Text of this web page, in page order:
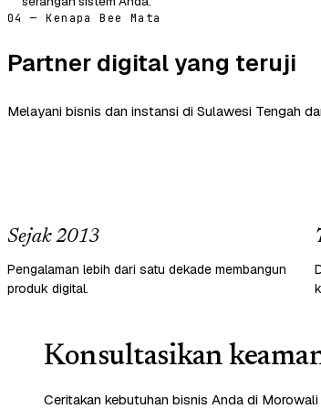
04 — Kenapa Bee Mata
Partner digital yang teruji
Melayani bisnis dan instansi di Sulawesi Tengah
Sejak 2013
Pengalaman lebih dari satu dekade membangun
produk digital.
Konsultasikan
Ceritakan kebutuhan bisnis Anda di